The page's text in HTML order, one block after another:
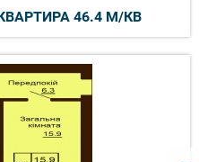
46.4 М/КВ